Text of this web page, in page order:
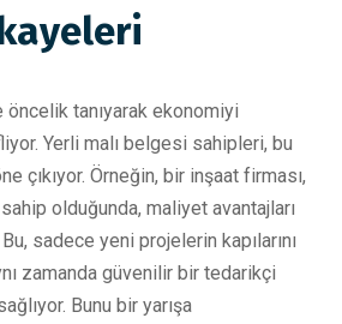
tanıyarak ekonomiyi
Yerli malı belgesi sahipleri, bu
çıkıyor. Örneğin, bir inşaat firması,
olduğunda, maliyet avantajları
sadece yeni projelerin kapılarını
zamanda güvenilir bir tedarikçi
Bunu bir yarışa